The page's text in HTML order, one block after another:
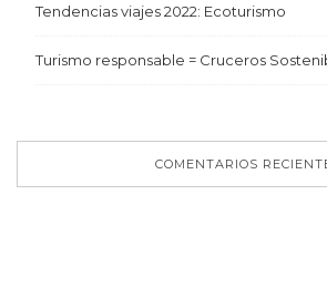
Tendencias viajes 2022: Ecoturismo
Turismo responsable = Cruceros
COMENTARIOS